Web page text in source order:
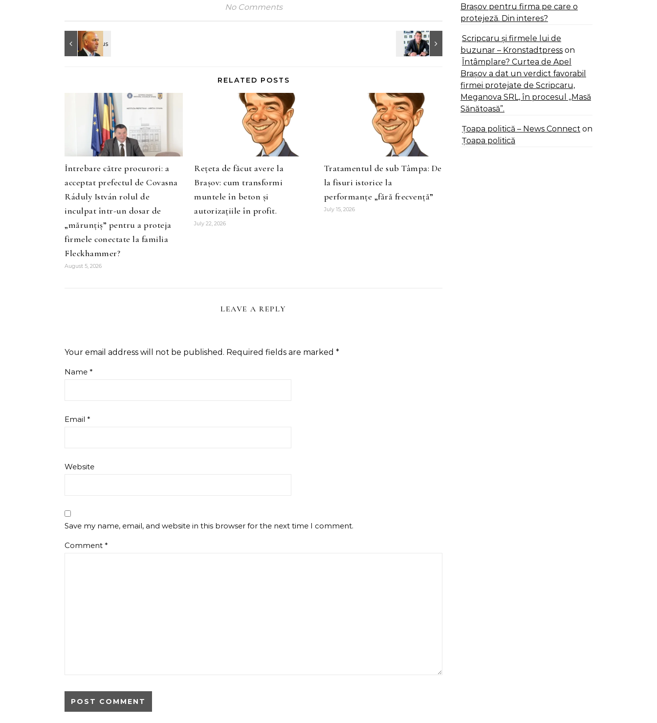
No Comments
RELATED POSTS
Întrebare către procurori: a
acceptat prefectul de Covasna
Ráduly István rolul de
inculpat într-un dosar de
„mărunțiș” pentru a proteja
firmele conectate la familia
Fleckhammer?
August 5, 2026
Rețeta de făcut avere la
Brașov: cum transformi
muntele în beton și
autorizațiile în profit.
July 22, 2026
Tratamentul de sub Tâmpa: De
la fisuri istorice la
performanțe „fără frecvență”
July 15, 2026
LEAVE A REPLY
Your email address will not be published. Required fields are marked *
Name *
Email *
Website
Save my name, email, and website in this browser for the next time I comment.
Comment *
Brașov pentru firma pe care o
protejeză. Din interes?
Scripcaru și firmele lui de
buzunar – Kronstadtpress on
Întâmplare? Curtea de Apel
Brașov a dat un verdict favorabil
firmei protejate de Scripcaru,
Meganova SRL, în procesul ,,Masă
Sănătoasă”.
Țoapa politică – News Connect on
Țoapa politică